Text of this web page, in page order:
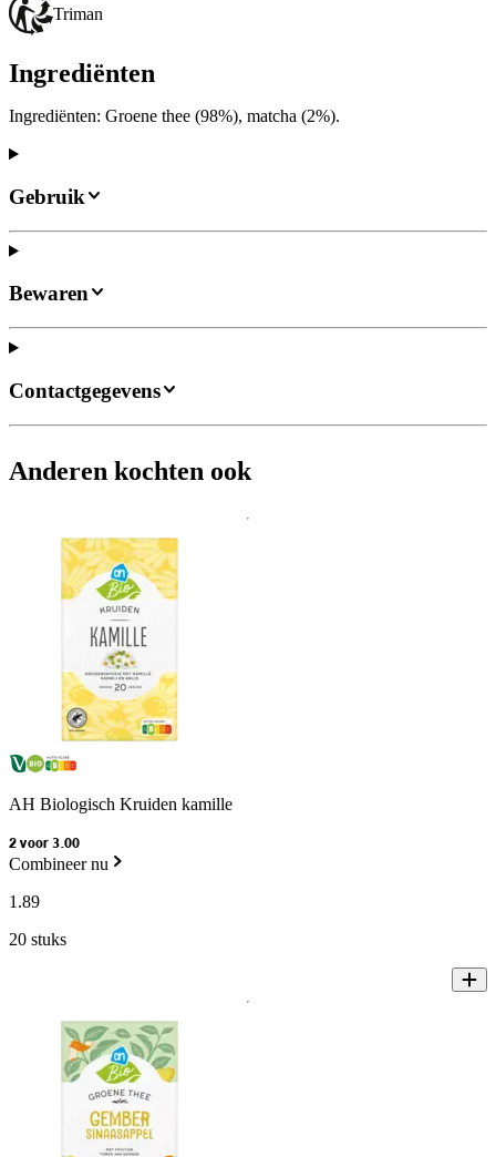
Triman
Ingrediënten
Ingrediënten: Groene thee (98%), matcha (2%).
Gebruik
Bewaren
Contactgegevens
Anderen kochten ook
AH Biologisch Kruiden kamille
2 voor 3.00
Combineer nu
1 .89
20 stuks